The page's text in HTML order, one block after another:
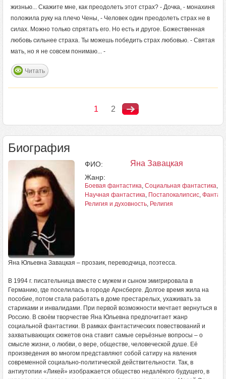
жизнью... Скажите мне, как преодолеть этот страх? - Дочка, - монахиня
положила руку на плечо Чены, - Человек один преодолеть страх не в
силах. Можно только спрятать его. Но есть и другое. Божественная
любовь сильнее страха. Ты можешь победить страх любовью. - Святая
мать, но я не совсем понимаю... -
Читать
1 2
Биография
ФИО: Яна Завацкая
Жанр:
Боевая фантастика, Социальная фантастика,
Научная фантастика, Постапокалипсис,
Религия и духовность, Религия
Яна Юльевна Завацкая – прозаик, переводчица, поэтесса.
В 1994 г. писательница вместе с мужем и сыном эмигрировала в
Германию, где поселилась в городе Арнсберге. Долгое время жила на
пособие, потом стала работать в доме престарелых, ухаживать за
стариками и инвалидами. При первой возможности мечтает вернуться в
Россию. В своём творчестве Яна Юльевна предпочитает жанр
социальной фантастики. В рамках фантастических повествований и
захватывающих сюжетов она ставит самые серьёзные вопросы – о
смысле жизни, о любви, о вере, обществе, человеческой душе. Её
произведения во многом представляют собой сатиру на явления
современной социально-политической действительности. Так, в
антиутопии «Ликей» изображается общество недалёкого будущего, в